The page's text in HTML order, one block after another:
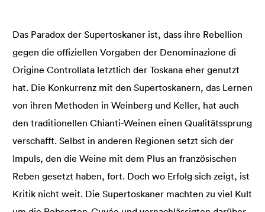
Das Paradox der Supertoskaner ist, dass ihre Rebellion
gegen die offiziellen Vorgaben der Denominazione di
Origine Controllata letztlich der Toskana eher genutzt
hat. Die Konkurrenz mit den Supertoskanern, das Lernen
von ihren Methoden in Weinberg und Keller, hat auch
den traditionellen Chianti-Weinen einen Qualitätssprung
verschafft. Selbst in anderen Regionen setzt sich der
Impuls, den die Weine mit dem Plus an französischen
Reben gesetzt haben, fort. Doch wo Erfolg sich zeigt, ist
Kritik nicht weit. Die Supertoskaner machten zu viel Kult